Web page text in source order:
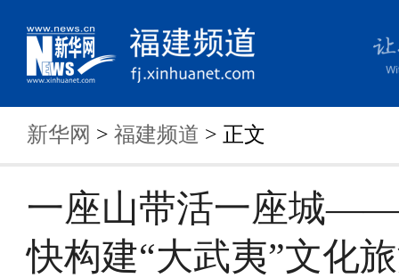
新华网 > 福建频道 > 正文
一座山带活一座城
快构建“大武夷”文化